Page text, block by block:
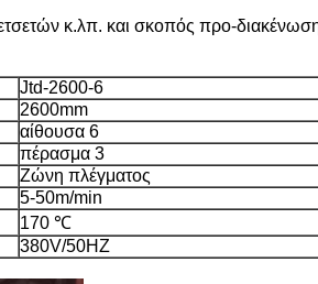
κ.λπ. και σκοπός προ-
Jtd-2600-6
2600mm
αίθουσα 6
πέρασμα 3
Ζώνη πλέγματος
5-50m/min
170 ℃
380V/50HZ